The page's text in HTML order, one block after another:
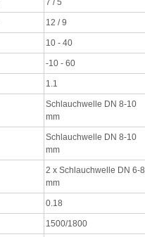
7 / 5
12 / 9
10 - 40
-10 - 60
1.1
Schlauchwelle DN 8-10
mm
Schlauchwelle DN 8-10
mm
2 x Schlauchwelle DN 6-8
mm
0.18
1500/1800